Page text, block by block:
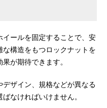
ールを固定することで、安
構造をもつロックナットを
が期待できます。
ザイン、規格などが異なる
なければいけません。